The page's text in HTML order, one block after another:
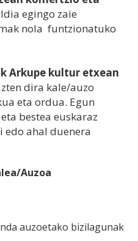
egingo zaie
nola funtzionatuko
Arkupe kultur etxean
dira kale/auzo
eta ordua. Egun
bestea euskaraz
ahal duenera
Auzoa
auzoetako bizilagunak